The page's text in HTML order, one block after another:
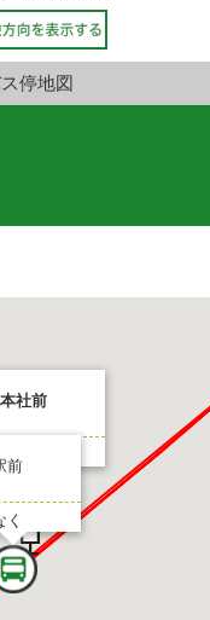
停地図
社前
戸駅前
前
く